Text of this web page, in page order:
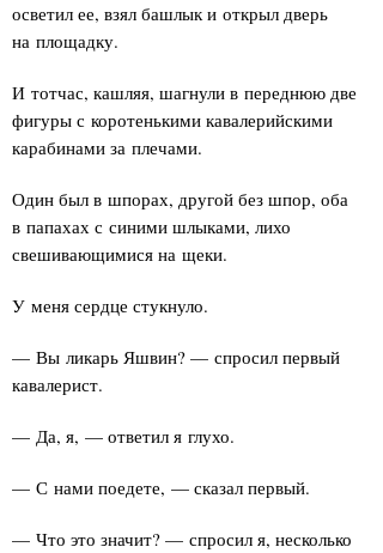
осветил ее, взял башлык и открыл дверь
на площадку.
И тотчас, кашляя, шагнули в переднюю две
фигуры с коротенькими кавалерийскими
карабинами за плечами.
Один был в шпорах, другой без шпор, оба
в папахах с синими шлыками, лихо
свешивающимися на щеки.
У меня сердце стукнуло.
— Вы ликарь Яшвин? — спросил первый
кавалерист.
— Да, я, — ответил я глухо.
— С нами поедете, — сказал первый.
— Что это значит? — спросил я, несколько